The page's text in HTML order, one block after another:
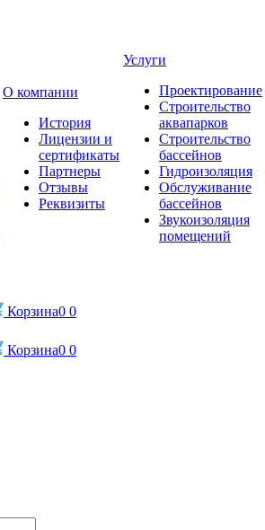
О компании
История
Лицензии и
сертификаты
Партнеры
Отзывы
Реквизиты
Услуги
Проектирование
Строительство
аквапарков
Строительство
бассейнов
Гидроизоляция
Обслуживание
бассейнов
Звукоизоляция
помещений
Корзина0 0
Корзина0 0